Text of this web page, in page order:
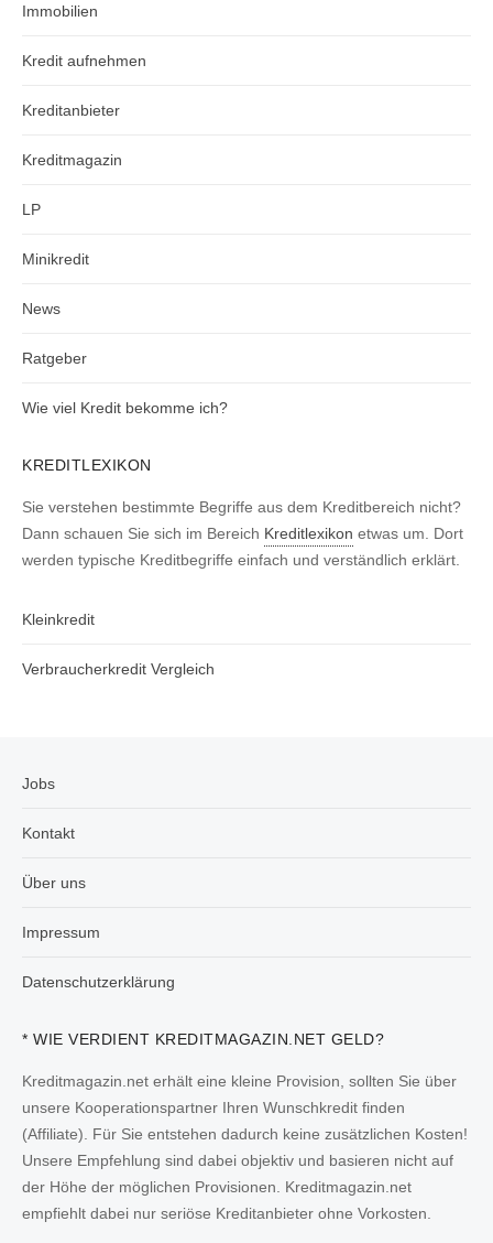
Immobilien
Kredit aufnehmen
Kreditanbieter
Kreditmagazin
LP
Minikredit
News
Ratgeber
Wie viel Kredit bekomme ich?
KREDITLEXIKON
Sie verstehen bestimmte Begriffe aus dem Kreditbereich nicht?
Dann schauen Sie sich im Bereich Kreditlexikon etwas um. Dort
werden typische Kreditbegriffe einfach und verständlich erklärt.
Kleinkredit
Verbraucherkredit Vergleich
Jobs
Kontakt
Über uns
Impressum
Datenschutzerklärung
* WIE VERDIENT KREDITMAGAZIN.NET GELD?
Kreditmagazin.net erhält eine kleine Provision, sollten Sie über
unsere Kooperationspartner Ihren Wunschkredit finden
(Affiliate). Für Sie entstehen dadurch keine zusätzlichen Kosten!
Unsere Empfehlung sind dabei objektiv und basieren nicht auf
der Höhe der möglichen Provisionen. Kreditmagazin.net
empfiehlt dabei nur seriöse Kreditanbieter ohne Vorkosten.